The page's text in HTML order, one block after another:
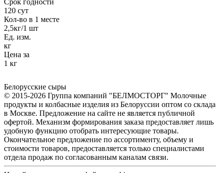
120 сут
Кол-во в 1 месте
2,5кг/1 шт
Ед. изм.
кг
Цена за
1 кг
Белорусские сыры
© 2015-2026 Группа компаний "БЕЛМОСТОРГ" Молочные
продукты и колбасные изделия из Белоруссии оптом со склада
в Москве. Предложение на сайте не является публичной
офертой. Механизм формирования заказа предоставляет лишь
удобную функцию отобрать интересующие товары.
Окончательное предложение по ассортименту, объему и
стоимости товаров, предоставляется только специалистами
отдела продаж по согласованным каналам связи.